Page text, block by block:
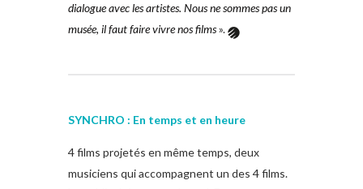
dialogue avec les artistes. Nous ne sommes pas un
musée, il faut faire vivre nos films».
SYNCHRO : En temps et en heure
4 films projetés en même temps, deux
musiciens qui accompagnent un des 4 films.